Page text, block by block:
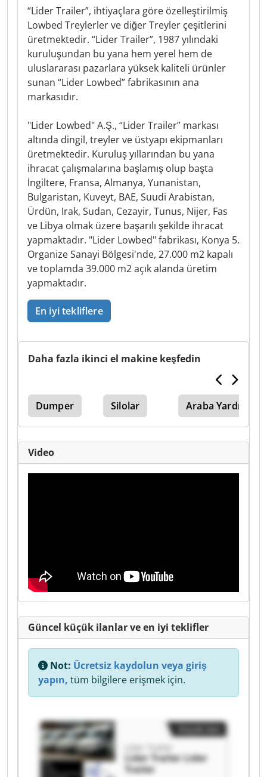
“Lider Trailer”, ihtiyaçlara göre özelleştirilmiş
Lowbed Treylerler ve diğer Treyler çeşitlerini
üretmektedir. “Lider Trailer”, 1987 yılındaki
kuruluşundan bu yana hem yerel hem de
uluslararası pazarlara yüksek kaliteli ürünler
sunan “Lider Lowbed” fabrikasının ana
markasıdır.
"Lider Lowbed" A.Ş., “Lider Trailer” markası
altında dingil, treyler ve üstyapı ekipmanları
üretmektedir. Kuruluş yıllarından bu yana
ihracat çalışmalarına başlamış olup başta
İngiltere, Fransa, Almanya, Yunanistan,
Bulgaristan, Kuveyt, BAE, Suudi Arabistan,
Ürdün, Irak, Sudan, Cezayir, Tunus, Nijer, Fas
ve Libya olmak üzere başarılı şekilde ihracat
yapmaktadır. "Lider Lowbed" fabrikası, Konya 5.
Organize Sanayi Bölgesi'nde, 27.000 m2 kapalı
ve toplamda 39.000 m2 açık alanda üretim
yapmaktadır.
En iyi tekliflere
Daha fazla ikinci el makine keşfedin
Dumper Silolar Araba Yardım
Video
Güncel küçük ilanlar ve en iyi teklifler
Not: Ücretsiz kaydolun veya giriş
yapın, tüm bilgilere erişmek için.
Lider Trailer
Lider Trailer Lider
Trailer